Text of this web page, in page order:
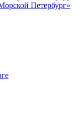
Петербург»